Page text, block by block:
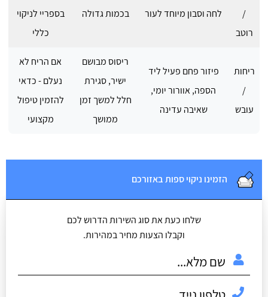
/
רוטב
לחה וסבון מיוחד לעור
בכמות גדולה
בספריי לניקוי
כללי
ריחות
/
עובש
פיזור פחם פעיל ליד
הספה, אוורור יומי,
שאיבה עדינה
ריסוס מבושם
ישיר, סגירת
חלל למשך זמן
ממושך
אם הריח לא
נעלם - כדאי
להזמין טיפול
מקצועי
הזמינו ניקוי ספות באזורכם
שלחו כעת את סוג השירות הדרוש לכם
וקבלו הצעות מחיר במהירות.